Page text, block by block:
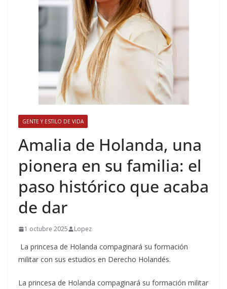
GENTE Y ESTILO DE VIDA
​Amalia de Holanda, una
pionera en su familia: el
paso histórico que acaba
de dar
1 octubre 2025 Lopez
La princesa de Holanda compaginará su formación
militar con sus estudios en Derecho Holandés.
​La princesa de Holanda compaginará su formación militar